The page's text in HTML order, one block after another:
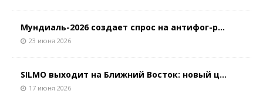
Мундиаль-2026 создает спрос на антифог-р...
23 июня 2026
SILMO выходит на Ближний Восток: новый ц...
17 июня 2026